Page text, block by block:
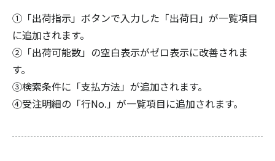
①「出荷指示」ボタンで入力した「出荷日」が一覧項目
に追加されます。
②「出荷可能数」の空白表示がゼロ表示に改善されま
す。
③検索条件に「支払方法」が追加されます。
④受注明細の「行No.」が一覧項目に追加されます。